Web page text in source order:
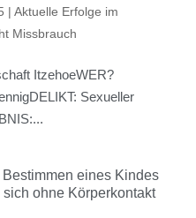
|Aktuelle Erfolge im
Missbrauch
ItzehoeWER?
Sexueller
eines Kindes
ohne Körperkontakt